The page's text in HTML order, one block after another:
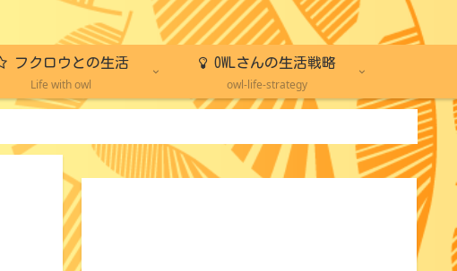
フクロウとの生活
Life with owl
OWLさんの生活戦略
owl-life-strategy